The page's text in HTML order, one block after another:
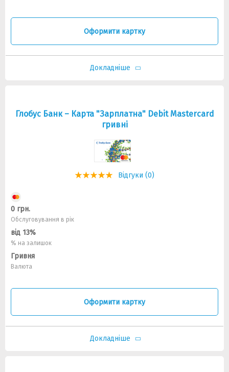
Оформити картку
Докладніше
Глобус Банк – Карта "Зарплатна" Debit Mastercard
гривні
Відгуки (0)
0 грн.
Обслуговування в рік
від 13%
% на залишок
Гривня
Валюта
Оформити картку
Докладніше